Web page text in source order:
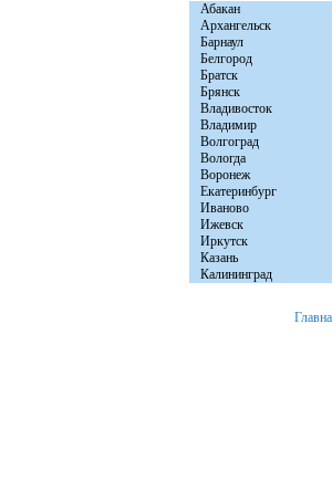
Абакан
Архангельск
Барнаул
Белгород
Братск
Брянск
Владивосток
Владимир
Волгоград
Вологда
Воронеж
Екатеринбург
Иваново
Ижевск
Иркутск
Казань
Калининград